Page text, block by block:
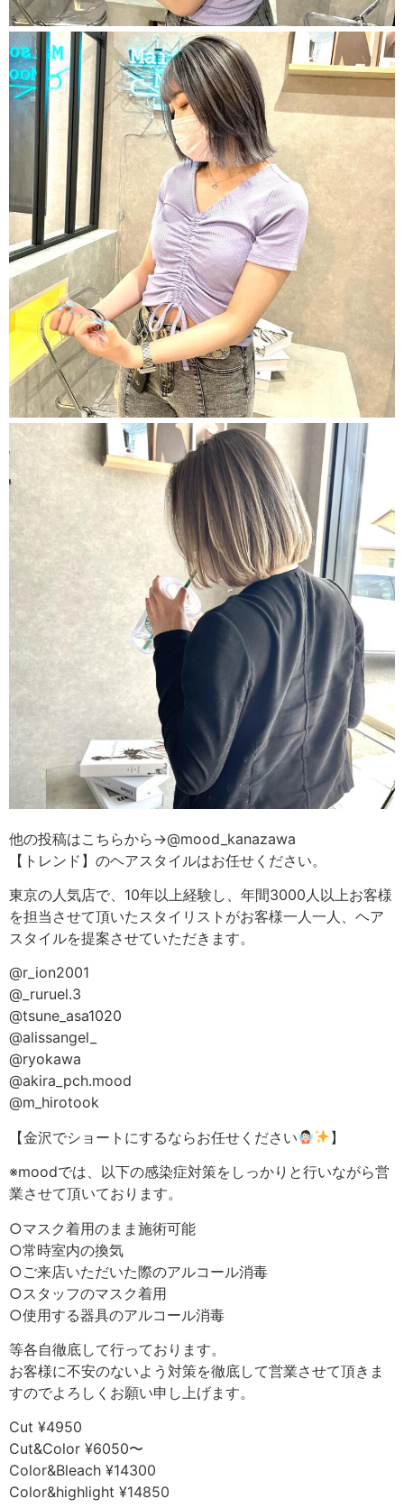
他の投稿はこちらから→@mood_kanazawa
【トレンド】のヘアスタイルはお任せください。
東京の人気店で、10年以上経験し、年間3000人以上お客様
を担当させて頂いたスタイリストがお客様一人一人、ヘア
スタイルを提案させていただきます。
@r_ion2001
@_ruruel.3
@tsune_asa1020
@alissangel_
@ryokawa
@akira_pch.mood
@m_hirotook
【金沢でショートにするならお任せください
】
※moodでは、以下の感染症対策をしっかりと行いながら営
業させて頂いております。
○マスク着用のまま施術可能
○常時室内の換気
○ご来店いただいた際のアルコール消毒
○スタッフのマスク着用
○使用する器具のアルコール消毒
等各自徹底して行っております。
お客様に不安のないよう対策を徹底して営業させて頂きま
すのでよろしくお願い申し上げます。
Cut ¥4950
Cut&Color ¥6050〜
Color&Bleach ¥14300
Color&highlight ¥14850